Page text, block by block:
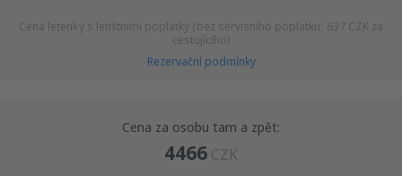
Cena letenky s letištními poplatky (bez servisního poplatku: 637 CZK za
cestujícího)
Rezervační podmínky
Cena za osobu tam a zpět:
4466 CZK